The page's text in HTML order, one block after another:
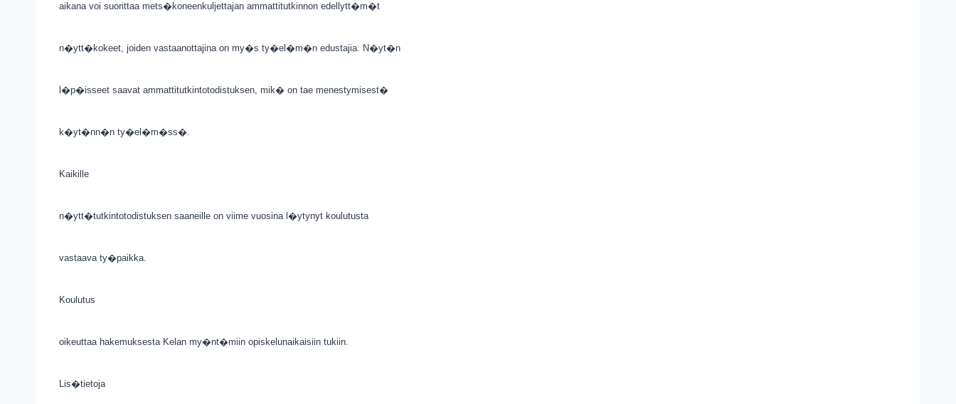
aikana voi suorittaa mets�koneenkuljettajan ammattitutkinnon edellytt�m�t
n�ytt�kokeet, joiden vastaanottajina on my�s ty�el�m�n edustajia. N�yt�n
l�p�isseet saavat ammattitutkintotodistuksen, mik� on tae menestymisest�
k�yt�nn�n ty�el�m�ss�.
Kaikille
n�ytt�tutkintotodistuksen saaneille on viime vuosina l�ytynyt koulutusta
vastaava ty�paikka.
Koulutus
oikeuttaa hakemuksesta Kelan my�nt�miin opiskelunaikaisiin tukiin.
Lis�tietoja